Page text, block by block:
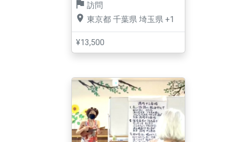
訪問
東京都 千葉県 埼玉県 +1
¥13,500